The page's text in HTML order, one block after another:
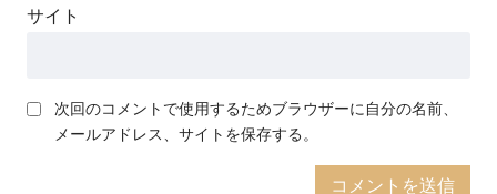
サイト
次回のコメントで使用するためブラウザーに自分の名前、
メールアドレス、サイトを保存する。